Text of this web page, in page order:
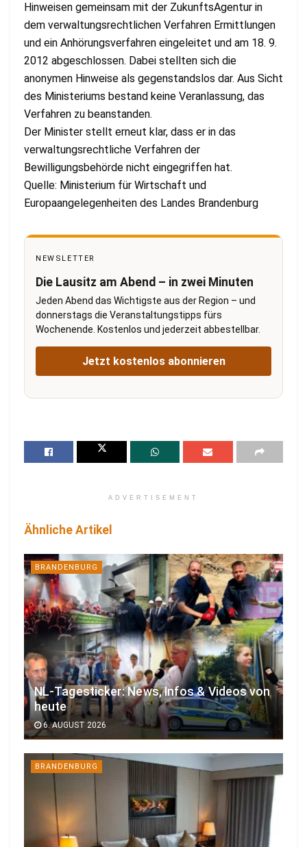
Hinweisen gemeinsam mit der ZukunftsAgentur in
dem verwaltungsrechtlichen Verfahren Ermittlungen
und ein Anhörungsverfahren eingeleitet und am 18. 9.
2012 abgeschlossen. Dabei stellten sich die
anonymen Hinweise als gegenstandslos dar. Aus Sicht
des Ministeriums bestand keine Veranlassung, das
Verfahren zu beanstanden.
Der Minister stellt erneut klar, dass er in das
verwaltungsrechtliche Verfahren der
Bewilligungsbehörde nicht eingegriffen hat.
Quelle: Ministerium für Wirtschaft und
Europaangelegenheiten des Landes Brandenburg
NEWSLETTER
Die Lausitz am Abend – in zwei Minuten
Jeden Abend das Wichtigste aus der Region – und
donnerstags die Veranstaltungstipps fürs
Wochenende. Kostenlos und jederzeit abbestellbar.
Jetzt kostenlos abonnieren
ADVERTISEMENT
Ähnliche Artikel
BRANDENBURG
NL-Tagesticker: News, Infos & Videos von
heute
6. AUGUST 2026
BRANDENBURG